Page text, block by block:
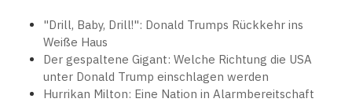
"Drill, Baby, Drill!": Donald Trumps Rückkehr ins
Weiße Haus
Der gespaltene Gigant: Welche Richtung die USA
unter Donald Trump einschlagen werden
Hurrikan Milton: Eine Nation in Alarmbereitschaft